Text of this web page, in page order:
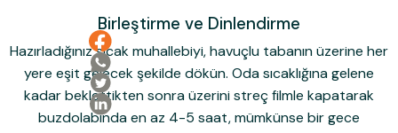
Birleştirme ve Dinlendirme
Hazırladığınız sıcak muhallebiyi, havuçlu tabanın üzerine her
yere eşit gelecek şekilde dökün. Oda sıcaklığına gelene
kadar beklettikten sonra üzerini streç filmle kapatarak
buzdolabında en az 4-5 saat, mümkünse bir gece